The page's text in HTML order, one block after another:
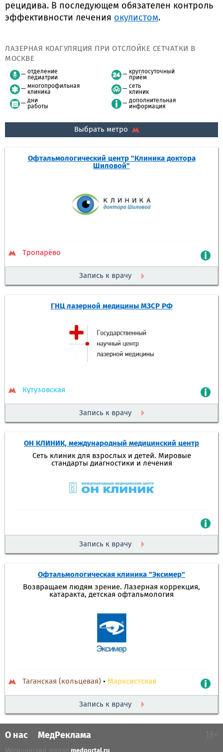
рецидива. В последующем обязателен контроль
эффективности лечения окулистом.
ЛАЗЕРНАЯ КОАГУЛЯЦИЯ ПРИ ОТСЛОЙКЕ СЕТЧАТКИ В
МОСКВЕ
отделение
педиатрии
многопрофильная
клиника
дни
работы
круглосуточный
приём
сеть
клиник
дополнительная
информация
Выбрать метро
Офтальмологический центр "Клиника доктора
Шиловой"
Тропарёво
Запись к врачу
ГНЦ лазерной медицины МЗСР РФ
Кутузовская
Запись к врачу
ОН КЛИНИК, международный медицинский центр
Сеть клиник для взрослых и детей. Мировые
стандарты диагностики и лечения
Запись к врачу
Офтальмологическая клиника "Эксимер"
Возвращаем людям зрение. Лазерная коррекция,
катаракта, детская офтальмология
Таганская (кольцевая) • Марксистская
Запись к врачу
О нас МедРеклама 18+
Медицинский портал medportal.ru